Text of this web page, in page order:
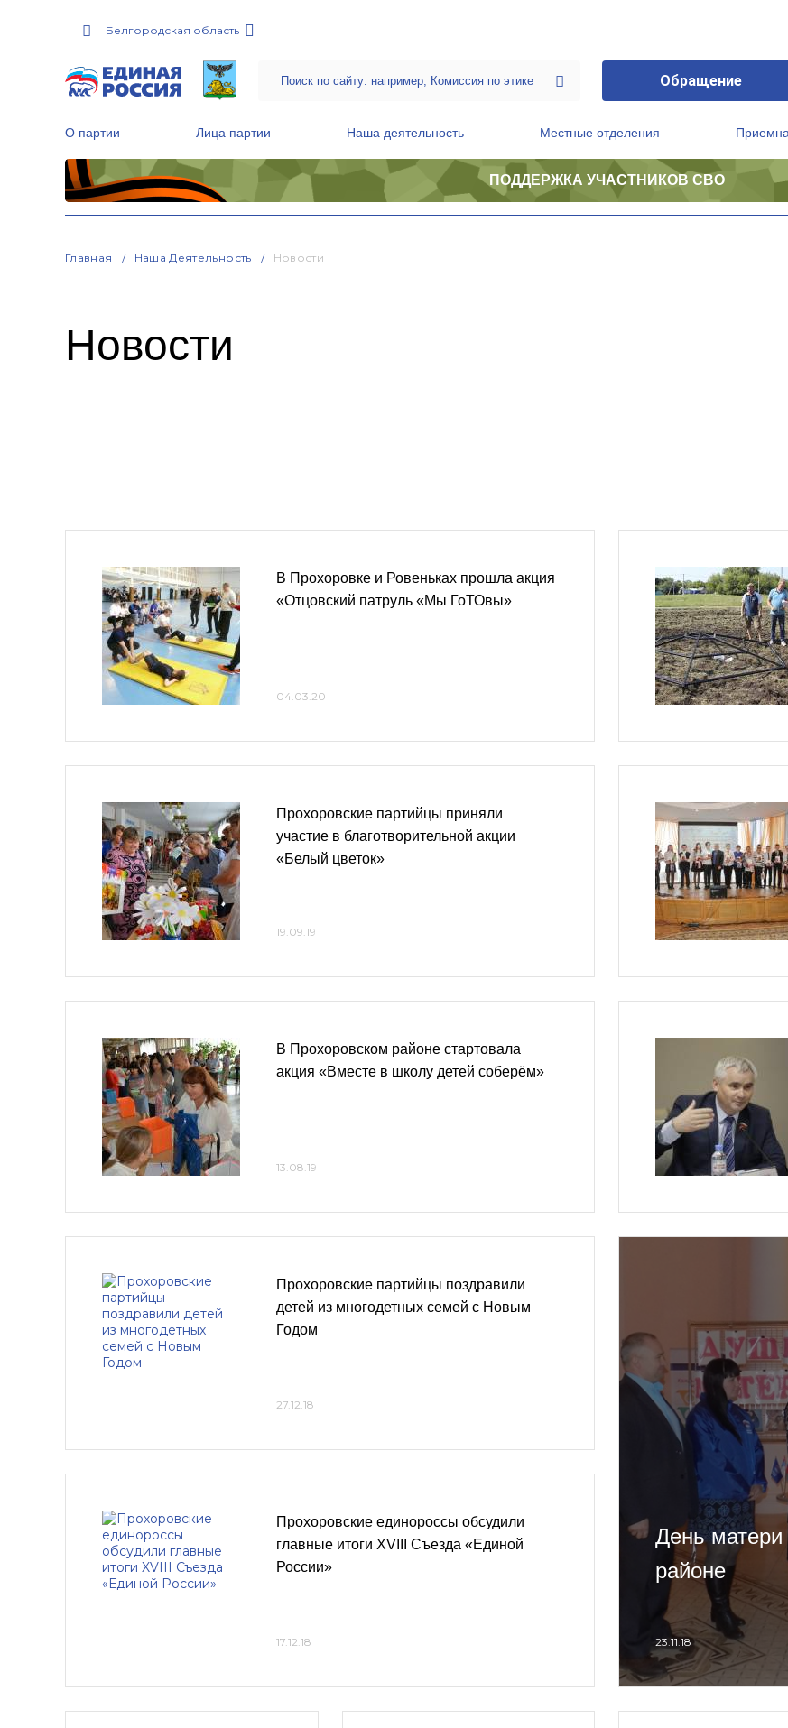
Белгородская область
Обращение
О партии Лица партии Наша деятельность Местные отделения
ПОДДЕРЖКА УЧАСТНИКОВ СВО
Главная Наша Деятельность Новости
Новости
В Прохоровке и Ровеньках прошла акция
«Отцовский патруль «Мы ГоТОвы»
04.03.20
Прохоровские партийцы приняли
участие в благотворительной акции
«Белый цветок»
19.09.19
В Прохоровском районе стартовала
акция «Вместе в школу детей соберём»
13.08.19
Прохоровские партийцы поздравили
детей из многодетных семей с Новым
Годом
27.12.18
Прохоровские единороссы обсудили
главные итоги XVIII Съезда «Единой
России»
17.12.18
День
районе
23.11.18